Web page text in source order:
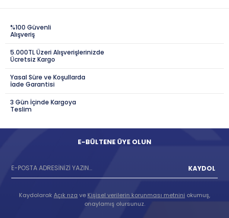
%100 Güvenli
Alışveriş
5.000TL Üzeri Alışverişlerinizde
Ücretsiz Kargo
Yasal Süre ve Koşullarda
İade Garantisi
3 Gün İçinde Kargoya
Teslim
E-BÜLTENE ÜYE OLUN
KAYDOL
KaydolarakAçık rıza ve Kişisel verilerin korunması metnini okumuş,
onaylamış olursunuz.